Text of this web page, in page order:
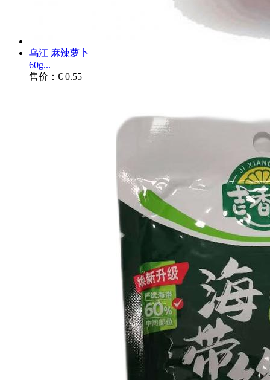
乌江 麻辣萝卜
60g...
售价：€ 0.55